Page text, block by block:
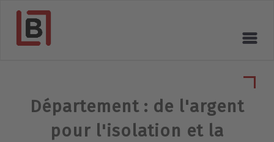
Département : de l'argent
pour l'isolation et la